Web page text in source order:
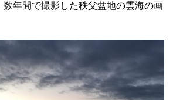
数年間で撮影した秩父盆地の雲海の画